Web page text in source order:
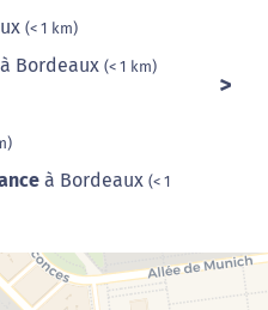
(< 1 km)
Bordeaux (< 1 km)
à Bordeaux (< 1